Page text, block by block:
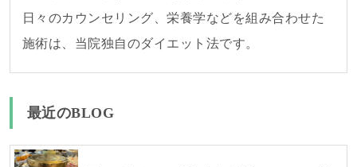
日々のカウンセリング、栄養学などを組み合わせた
施術は、当院独自のダイエット法です。
最近のBLOG